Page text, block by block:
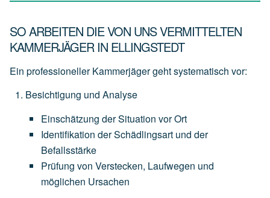
SO ARBEITEN DIE VON UNS VERMITTELTEN
KAMMERJÄGER IN ELLINGSTEDT
Ein professioneller Kammerjäger geht systematisch vor:
Besichtigung und Analyse
Einschätzung derSituation vorOrt
Identifikation derSchädlingsart und der
Befallsstärke
Prüfung von Verstecken, Laufwegen und
möglichen Ursachen